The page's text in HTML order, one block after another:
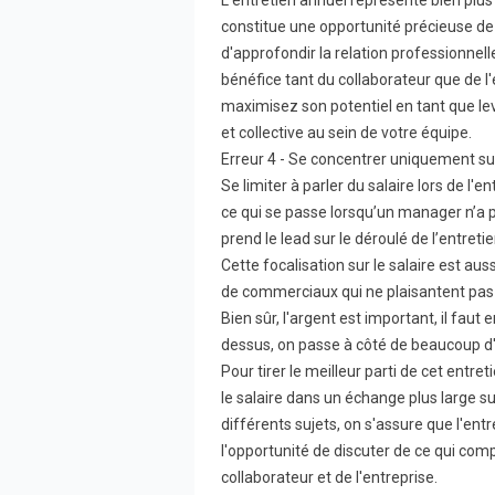
constitue une opportunité précieuse
d'approfondir la relation
bénéfice tant du collaborateur que de
maximisez son potentiel en tant que
et collective au sein de votre équipe.
Erreur 4 - Se concentrer uniquement
Se limiter à parler du salaire lors de
ce qui se passe lorsqu’un manager
prend le lead sur le déroulé de
Cette focalisation sur le salaire est
de commerciaux qui ne plaisantent
Bien sûr, l'argent est important, il faut
dessus, on passe à côté de beaucoup
Pour tirer le meilleur parti de cet
le salaire dans un échange plus large
différents sujets, on s'assure que
l'opportunité de discuter de ce qui
collaborateur et de l'entreprise.